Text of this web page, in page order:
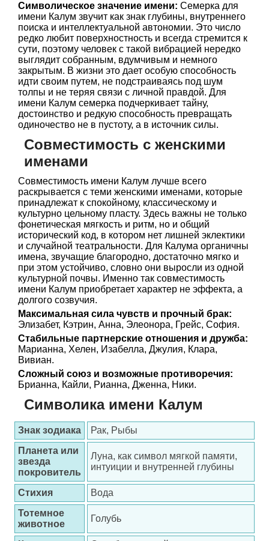
Символическое значение имени: Семерка для
имени Калум звучит как знак глубины, внутреннего
поиска и интеллектуальной автономии. Это число
редко любит поверхностность и всегда стремится к
сути, поэтому человек с такой вибрацией нередко
выглядит собранным, вдумчивым и немного
закрытым. В жизни это дает особую способность
идти своим путем, не подстраиваясь под шум
толпы и не теряя связи с личной правдой. Для
имени Калум семерка подчеркивает тайну,
достоинство и редкую способность превращать
одиночество не в пустоту, а в источник силы.
Совместимость с женскими
именами
Совместимость имени Калум лучше всего
раскрывается с теми женскими именами, которые
принадлежат к спокойному, классическому и
культурно цельному пласту. Здесь важны не только
фонетическая мягкость и ритм, но и общий
исторический код, в котором нет лишней эклектики
и случайной театральности. Для Калума органичны
имена, звучащие благородно, достаточно мягко и
при этом устойчиво, словно они выросли из одной
культурной почвы. Именно так совместимость
имени Калум приобретает характер не эффекта, а
долгого созвучия.
Максимальная сила чувств и прочный брак:
Элизабет, Кэтрин, Анна, Элеонора, Грейс, София.
Стабильные партнерские отношения и дружба:
Марианна, Хелен, Изабелла, Джулия, Клара,
Вивиан.
Сложный союз и возможные противоречия:
Брианна, Кайли, Рианна, Дженна, Ники.
Символика имени Калум
Знак зодиака
Рак, Рыбы
Планета или
звезда
покровитель
Луна, как символ мягкой памяти,
интуиции и внутренней глубины
Стихия
Вода
Тотемное
животное
Голубь